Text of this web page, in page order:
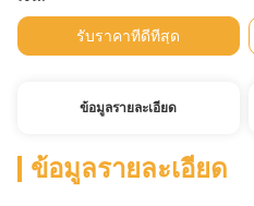
รับราคาที่ดีที่สุด
ข้อมูลรายละเอียด
ข้อมูลรายละเอียด